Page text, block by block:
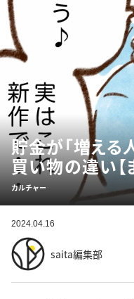
貯金が「増える
買い物の違い【
カルチャー
2024.04.16
saita編集部